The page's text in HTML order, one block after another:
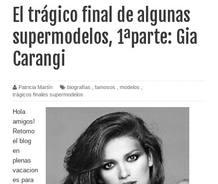
1ªparte: Gia Carangi
El trágico final de algunas
supermodelos, 1ªparte: Gia
Carangi
Patricia Martín biografías famosos modelos
trágicos finales supermodelos
Hola
amigos!
Retomo
el blog
en
plenas
vacacion
es para